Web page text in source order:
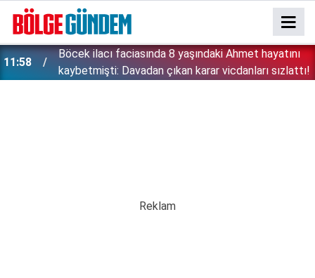
11:58
Böcek ilacı faciasında 8 yaşındaki Ahmet hayatını
kaybetmişti: Davadan çıkan karar vicdanları sızlattı!